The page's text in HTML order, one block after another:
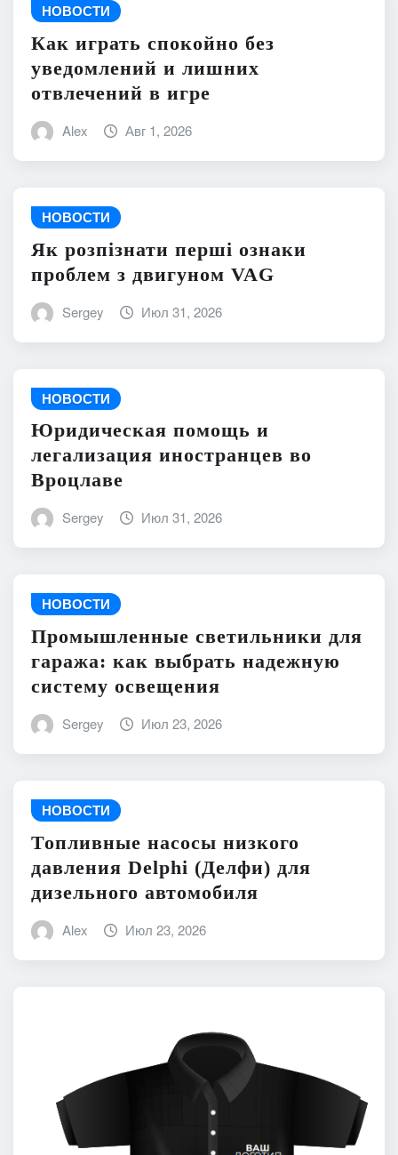
НОВОСТИ
Как играть спокойно без
уведомлений и лишних
отвлечений в игре
Alex Авг 1, 2026
НОВОСТИ
Як розпізнати перші ознаки
проблем з двигуном VAG
Sergey Июл 31, 2026
НОВОСТИ
Юридическая помощь и
легализация иностранцев во
Вроцлаве
Sergey Июл 31, 2026
НОВОСТИ
Промышленные светильники для
гаража: как выбрать надежную
систему освещения
Sergey Июл 23, 2026
НОВОСТИ
Топливные насосы низкого
давления Delphi (Делфи) для
дизельного автомобиля
Alex Июл 23, 2026